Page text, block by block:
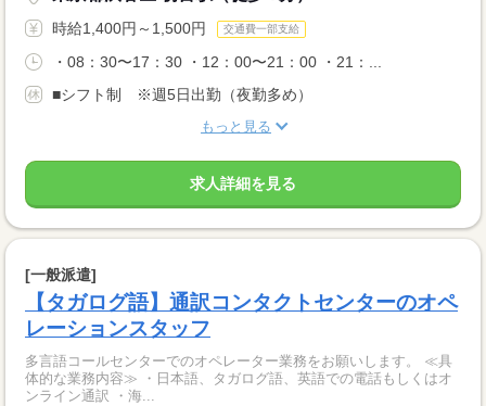
時給1,400円～1,500円 交通費一部支給
・08：30〜17：30 ・12：00〜21：00 ・21：...
■シフト制 ※週5日出勤（夜勤多め）
もっと見る
求人詳細を見る
[一般派遣]
【タガログ語】通訳コンタクトセンターのオペ
レーションスタッフ
多言語コールセンターでのオペレーター業務をお願いします。 ≪具
体的な業務内容≫ ・日本語、タガログ語、英語での電話もしくはオ
ンライン通訳 ・海...